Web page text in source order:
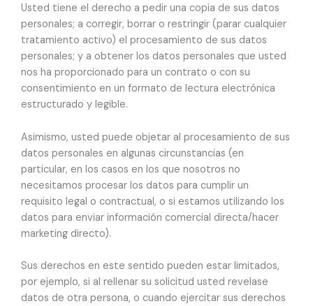
Usted tiene el derecho a pedir una copia de sus datos
personales; a corregir, borrar o restringir (parar cualquier
tratamiento activo) el procesamiento de sus datos
personales; y a obtener los datos personales que usted
nos ha proporcionado para un contrato o con su
consentimiento en un formato de lectura electrónica
estructurado y legible.
Asimismo, usted puede objetar al procesamiento de sus
datos personales en algunas circunstancias (en
particular, en los casos en los que nosotros no
necesitamos procesar los datos para cumplir un
requisito legal o contractual, o si estamos utilizando los
datos para enviar información comercial directa/hacer
marketing directo).
Sus derechos en este sentido pueden estar limitados,
por ejemplo, si al rellenar su solicitud usted revelase
datos de otra persona, o cuando ejercitar sus derechos